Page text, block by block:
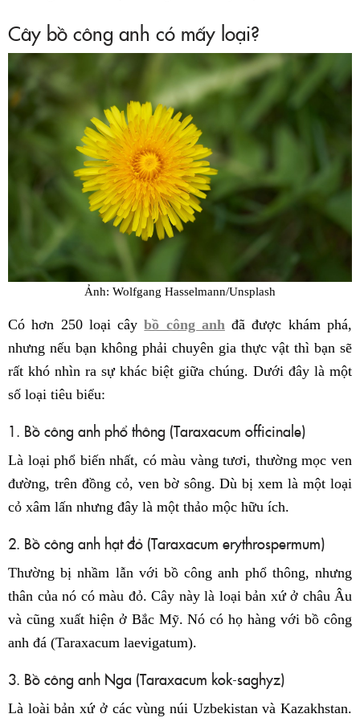
Cây bồ công anh có mấy loại?
Ảnh: Wolfgang Hasselmann/Unsplash
Có hơn 250 loại câybồ công anhđã được khám phá,
nhưng nếu bạn không phải chuyên gia thực vật thì bạn sẽ
rất khó nhìn ra sự khác biệt giữa chúng. Dưới đây là một
số loại tiêu biểu:
1. Bồ công anh phổ thông (Taraxacum officinale)
Là loại phổ biến nhất, có màu vàng tươi, thường mọc ven
đường, trên đồng cỏ, ven bờ sông. Dù bị xem là một loại
cỏ xâm lấn nhưng đây là một thảo mộc hữu ích.
2. Bồ công anh hạt đỏ (Taraxacum erythrospermum)
Thường bị nhầm lẫn với bồ công anh phổ thông, nhưng
thân của nó có màu đỏ. Cây này là loại bản xứ ở châu Âu
và cũng xuất hiện ở Bắc Mỹ. Nó có họ hàng với bồ công
anh đá (Taraxacum laevigatum).
3. Bồ công anh Nga (Taraxacum kok-saghyz)
Là loài bản xứ ở các vùng núi Uzbekistan và Kazakhstan.